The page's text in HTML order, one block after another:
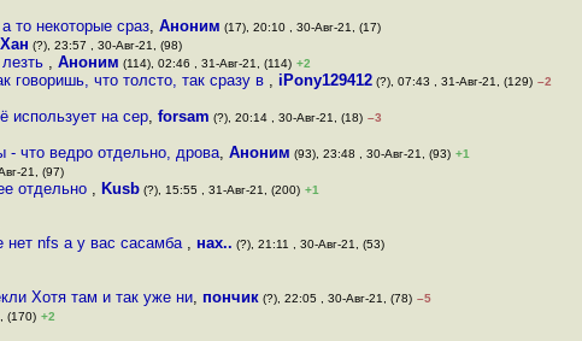
то некоторые сраз, Аноним (17), 20:10 , 30-Авг-21, (17)
Хан (?), 23:57 , 30-Авг-21, (98)
, Аноним (114), 02:46 , 31-Авг-21, (114) +2
говоришь, что толсто, так сразу в , iPony129412 (?), 07:43 , 31-Авг-21, (129) –2
использует на сер, forsam (?), 20:14 , 30-Авг-21, (18) –3
- что ведро отдельно, дрова, Аноним (93), 23:48 , 30-Авг-21, (93) +1
21, (97)
отдельно , Kusb (?), 15:55 , 31-Авг-21, (200) +1
nfs а у вас сасамба , нах.. (?), 21:11 , 30-Авг-21, (53)
Хотя там и так уже ни, пончик (?), 22:05 , 30-Авг-21, (78) –5
(170) +2